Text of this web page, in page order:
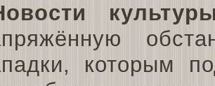
которым